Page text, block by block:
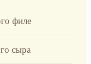
филе
сыра